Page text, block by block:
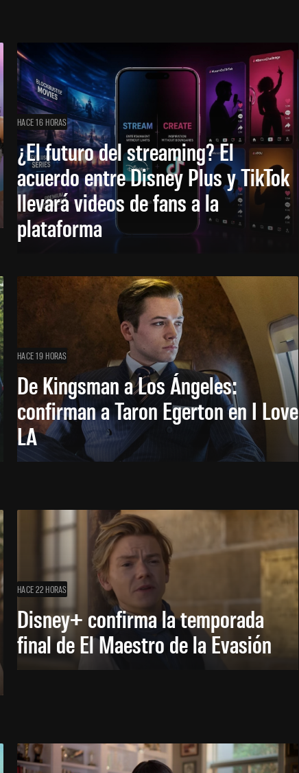
HACE 16 HORAS
¿El futuro del streaming? El
acuerdo entre Disney Plus y TikTok
llevará videos de fans a la
plataforma
HACE 19 HORAS
De Kingsman a Los Ángeles:
confirman a Taron Egerton en I Love
LA
HACE 22 HORAS
Disney+ confirma la temporada
final de El Maestro de la Evasión